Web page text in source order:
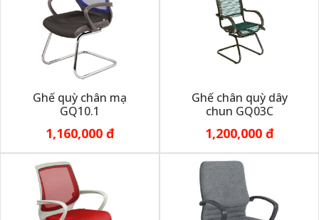
Ghế quỳ chân mạ
GQ10.1
1,160,000 đ
Ghế chân quỳ dây
chun GQ03C
1,200,000 đ